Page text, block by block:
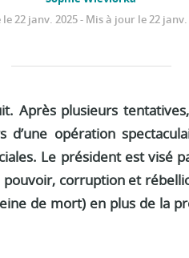
le 22 janv. 2025 - Mis à jour le 22 janv.
Après plusieurs
opération
Le président est visé
corruption et
de mort) en plus de la